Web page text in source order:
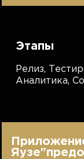
Этапы
Релиз,
Аналитика,